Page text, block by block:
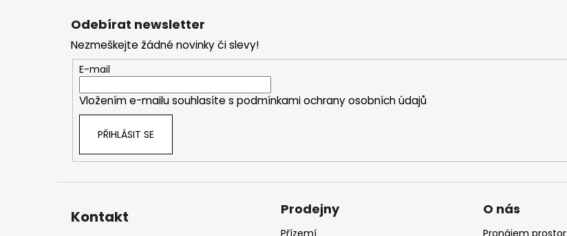
Odebírat newsletter
Nezmeškejte žádné novinky či slevy!
E-mail
Vložením e-mailu souhlasíte s podmínkami ochrany osobních údajů
PŘIHLÁSIT SE
Kontakt Prodejny O nás